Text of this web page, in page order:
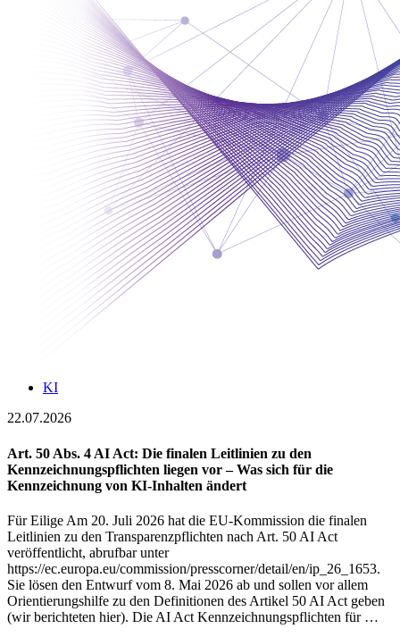
KI
22.07.2026
Art. 50 Abs. 4 AI Act: Die finalen Leitlinien zu den
Kennzeichnungspflichten liegen vor – Was sich für die
Kennzeichnung von KI-Inhalten ändert
Für Eilige Am 20. Juli 2026 hat die EU-Kommission die finalen
Leitlinien zu den Transparenzpflichten nach Art. 50 AI Act
veröffentlicht, abrufbar unter
https://ec.europa.eu/commission/presscorner/detail/en/ip_26_1653.
Sie lösen den Entwurf vom 8. Mai 2026 ab und sollen vor allem
Orientierungshilfe zu den Definitionen des Artikel 50 AI Act geben
(wir berichteten hier). Die AI Act Kennzeichnungspflichten für …